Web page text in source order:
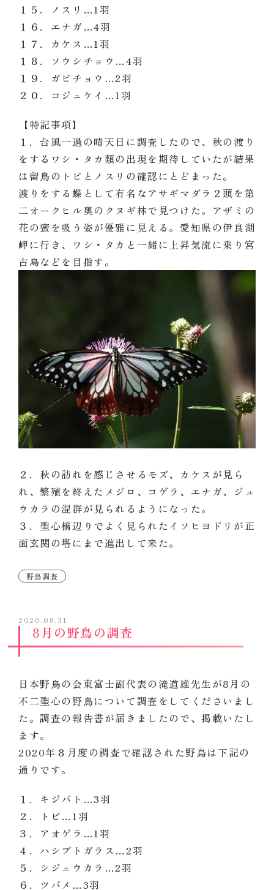
１５．ノスリ…1羽
１６．エナガ…4羽
１７．カケス…1羽
１８．ソウシチョウ…4羽
１９．ガビチョウ…2羽
２０．コジュケイ…1羽
【特記事項】
１．台風一過の晴天日に調査したので、秋の渡り
をするワシ・タカ類の出現を期待していたが結果
は留鳥のトビとノスリの確認にとどまった。
渡りをする蝶として有名なアサギマダラ２頭を第
二オークヒル奥のクヌギ林で見つけた。アザミの
花の蜜を吸う姿が優雅に見える。愛知県の伊良湖
岬に行き、ワシ・タカと一緒に上昇気流に乗り宮
古島などを目指す。
２．秋の訪れを感じさせるモズ、カケスが見ら
れ、繁殖を終えたメジロ、コゲラ、エナガ、ジュ
ウカラの混群が見られるようになった。
３．聖心橋辺りでよく見られたイソヒヨドリが正
面玄関の塔にまで進出して来た。
野鳥調査
2020.08.31
8月の野鳥の調査
日本野鳥の会東富士副代表の滝道雄先生が8月の
不二聖心の野鳥について調査をしてくださいまし
た。調査の報告書が届きましたので、掲載いたし
ます。
2020年８月度の調査で確認された野鳥は下記の
通りです。
１．キジバト…3羽
２．トビ…1羽
３．アオゲラ…1羽
４．ハシブトガラス…2羽
５．シジュウカラ…2羽
６．ツバメ…3羽